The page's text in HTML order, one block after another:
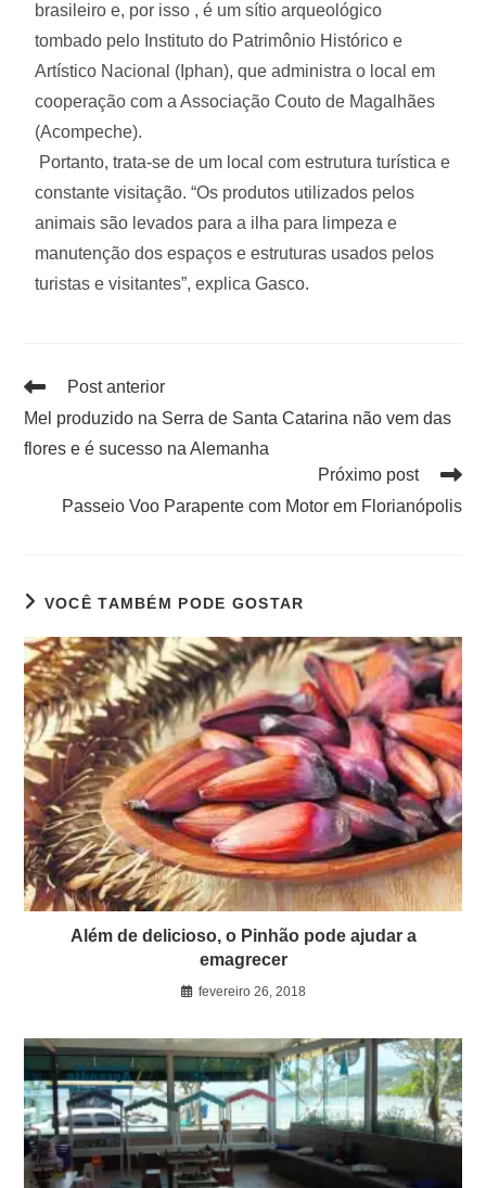
brasileiro e, por isso , é um sítio arqueológico
tombado pelo Instituto do Patrimônio Histórico e
Artístico Nacional (Iphan), que administra o local em
cooperação com a Associação Couto de Magalhães
(Acompeche).
Portanto, trata-se de um local com estrutura turística e
constante visitação. “Os produtos utilizados pelos
animais são levados para a ilha para limpeza e
manutenção dos espaços e estruturas usados pelos
turistas e visitantes”, explica Gasco.
Post anterior
Mel produzido na Serra de Santa Catarina não vem das
flores e é sucesso na Alemanha
Próximo post
Passeio Voo Parapente com Motor em Florianópolis
VOCÊ TAMBÉM PODE GOSTAR
Além de delicioso, o Pinhão pode ajudar a
emagrecer
fevereiro 26, 2018